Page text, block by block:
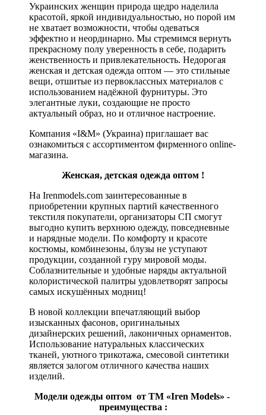
Украинских женщин природа щедро наделила
красотой, яркой индивидуальностью, но порой им
не хватает возможности, чтобы одеваться
эффектно и неординарно. Мы стремимся вернуть
прекрасному полу уверенность в себе, подарить
женственность и привлекательность. Недорогая
женская и детская одежда оптом — это стильные
вещи, отшитые из первоклассных материалов с
использованием надёжной фурнитуры. Это
элегантные луки, создающие не просто
актуальный образ, но и отличное настроение.
Компания «I&M» (Украина) приглашает вас
ознакомиться с ассортиментом фирменного online-
магазина.
Женская, детская одежда оптом !
На Irenmodels.com заинтересованные в
приобретении крупных партий качественного
текстиля покупатели, организаторы СП смогут
выгодно купить верхнюю одежду, повседневные
и нарядные модели. По комфорту и красоте
костюмы, комбинезоны, блузы не уступают
продукции, созданной гуру мировой моды.
Соблазнительные и удобные наряды актуальной
колористической палитры удовлетворят запросы
самых искушённых модниц!
В новой коллекции впечатляющий выбор
изысканных фасонов, оригинальных
дизайнерских решений, лаконичных орнаментов.
Использование натуральных классических
тканей, уютного трикотажа, смесовой синтетики
является залогом отличного качества наших
изделий.
Модели одежды оптом от ТМ «Iren Models» -
преимущества :